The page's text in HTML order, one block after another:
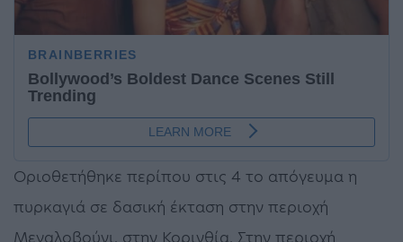
Οριοθετήθηκε περίπου στις 4 το απόγευμα η
πυρκαγιά σε δασική έκταση στην περιοχή
Μεγαλοβούνι, στην Κορινθία. Στην περιοχή